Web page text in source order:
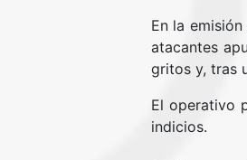
En la
atacantes
gritos y, tras
El operativo
indicios.